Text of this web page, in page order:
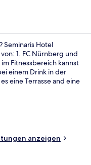
Seminaris Hotel
1. FC Nürnberg und
Fitnessbereich kannst
einem Drink in der
eine Terrasse and eine
anzeigen